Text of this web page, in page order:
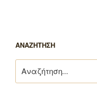
ΑΝΑΖΗΤΗΣΗ
για: